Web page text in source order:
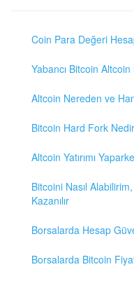
Coin Para Değeri
Yabancı Bitcoin Altcoin
Altcoin Nereden ve
Bitcoin Hard Fork
Altcoin Yatırımı
Bitcoini Nasıl
Kazanılır
Borsalarda Hesap
Borsalarda Bitcoin